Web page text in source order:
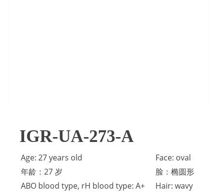
IGR-UA-273-A
Age: 27 years old
Face: oval
年龄：27 岁
脸：椭圆形
ABO blood type, rH blood type: A+
Hair: wavy